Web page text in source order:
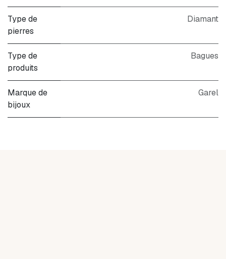
Type de
pierres
Diamant
Type de
produits
Bagues
Marque de
bijoux
Garel